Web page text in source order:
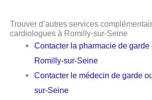
Trouver d’autres services
cardiologues à Romilly-sur-Seine
Contacter la pharmacie de garde
Romilly-sur-Seine
Contacter le médecin de garde
sur-Seine